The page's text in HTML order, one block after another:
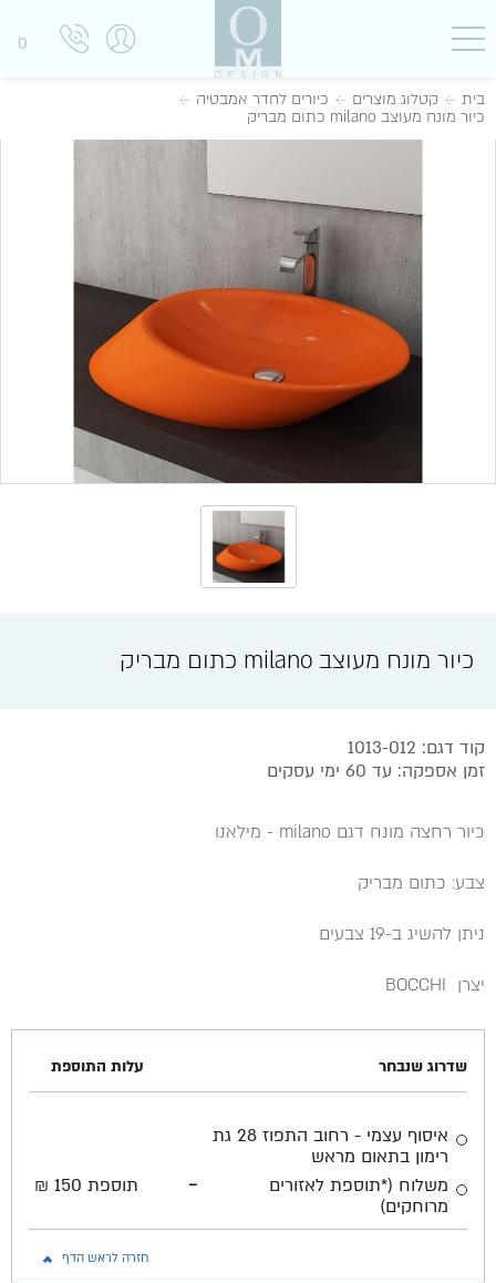
0
בית קטלוג מוצרים
כיורים לחדר אמבטיה
כיור מונח מעוצב milano כתום מבריק
כיור מונח מעוצב milano כתום מבריק
קוד דגם: 1013-012
זמן אספקה: עד 60 ימי עסקים
כיור רחצה מונח דגם milano - מילאנו
צבע: כתום מבריק
ניתן להשיג ב-19 צבעים
יצרן BOCCHI
שדרוג שנבחר עלות התוספת
איסוף עצמי - רחוב התפוז 28 גת
רימון בתאום מראש
משלוח (*תוספת לאזורים
מרוחקים)
- תוספת 150 ₪
חזרה לראש הדף